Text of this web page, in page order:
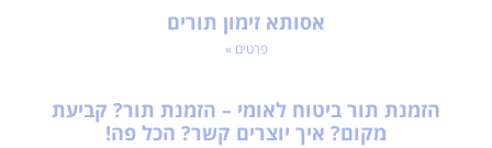
אסותא זימון תורים
פרטים »
הזמנת תור ביטוח לאומי – הזמנת תור? קביעת
מקום? איך יוצרים קשר? הכל פה!